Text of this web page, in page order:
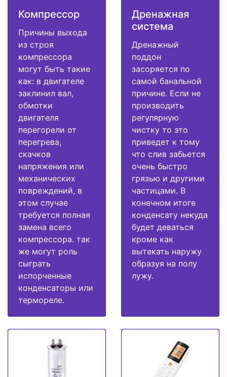
Компрессор
Причины выхода
из строя
компрессора
могут быть такие
как: в двигателе
заклинил вал,
обмотки
двигателя
перегорели от
перегрева,
скачков
напряжения или
механических
повреждений, в
этом случае
требуется полная
замена всего
компрессора. так
же могут роль
сыграть
испорченные
конденсаторы или
термореле.
Дренажная
система
Дренажный
поддон
засоряется по
самой банальной
причине. Если не
производить
регулярную
чистку то это
приведет к тому
что слив забьется
очень быстро
грязью и другими
частицами. В
конечном итоге
конденсату некуда
будет деваться
кроме как
вытекать наружу
образуя на полу
лужу.